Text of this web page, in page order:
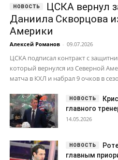
ЦСКА вернул
Даниила Скворцова
Америки
Алексей Романов - 09.07.2026
ЦСКА подписал контракт с
который вернулся из Северной
матча в КХЛ и набрал 9 очков в
главного
14.05.2026
главным